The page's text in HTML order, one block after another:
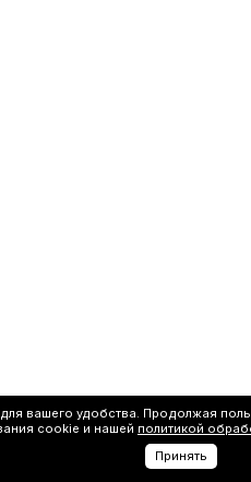
для вашего удобства. Продолжая
cookie и нашей политикой
Принять